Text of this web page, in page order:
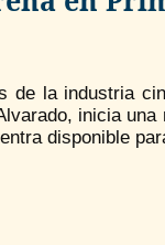
la industria
inicia
disponible